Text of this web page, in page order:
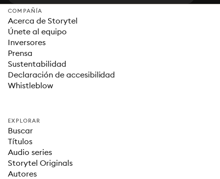
COMPAÑÍA
Acerca de Storytel
Únete al equipo
Inversores
Prensa
Sustentabilidad
Declaración de accesibilidad
Whistleblow
EXPLORAR
Buscar
Títulos
Audio series
Storytel Originals
Autores